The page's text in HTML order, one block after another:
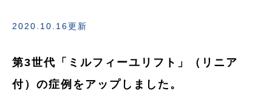
2020.10.16更新
第3世代「ミルフィーユリフト」（リニア
付）の症例をアップしました。